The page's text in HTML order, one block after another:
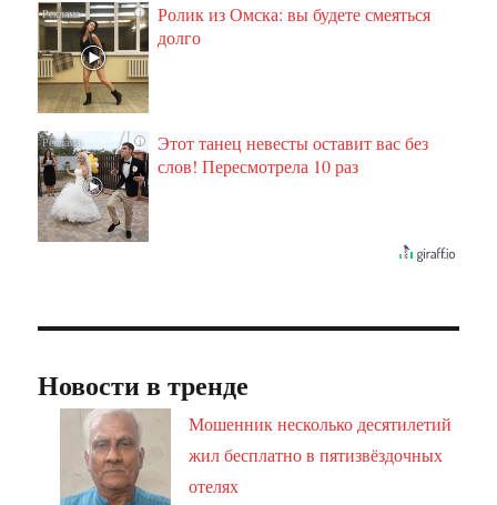
i
Ролик из Омска: вы будете смеяться
долго
i
Этот танец невесты оставит вас без
слов! Пересмотрела 10 раз
Новости в тренде
Мошенник несколько десятилетий
жил бесплатно в пятизвёздочных
отелях